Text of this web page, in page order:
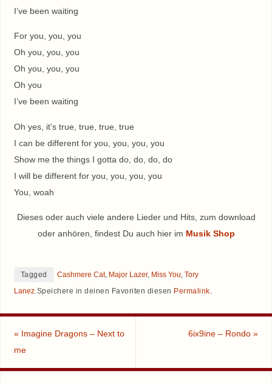
I’ve been waiting
For you, you, you
Oh you, you, you
Oh you, you, you
Oh you
I’ve been waiting
Oh yes, it’s true, true, true, true
I can be different for you, you, you, you
Show me the things I gotta do, do, do, do
I will be different for you, you, you, you
You, woah
Dieses oder auch viele andere Lieder und Hits, zum download
oder anhören, findest Du auch hier im Musik Shop
Tagged Cashmere Cat, Major Lazer, Miss You, Tory
Lanez.Speichere in deinen Favoriten diesen Permalink.
« Imagine Dragons – Next to
me
6ix9ine – Rondo»